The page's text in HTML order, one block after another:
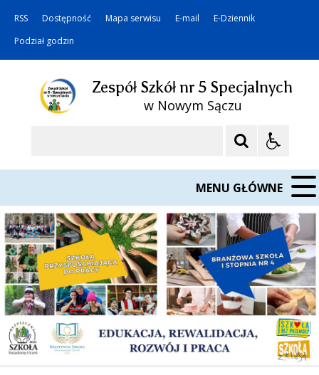
RSS Dostępność Mapa serwisu E-mail
E-Dziennik
Podział godzin
Zespół Szkół nr 5 Specjalnych
w Nowym Sączu
MENU GŁÓWNE